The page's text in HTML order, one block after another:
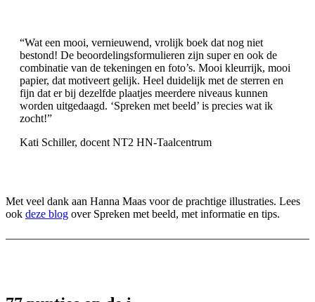
“Wat een mooi, vernieuwend, vrolijk boek dat nog niet
bestond! De beoordelingsformulieren zijn super en ook de
combinatie van de tekeningen en foto’s. Mooi kleurrijk, mooi
papier, dat motiveert gelijk. Heel duidelijk met de sterren en
fijn dat er bij dezelfde plaatjes meerdere niveaus kunnen
worden uitgedaagd. ‘Spreken met beeld’ is precies wat ik
zocht!”
Kati Schiller, docent NT2 HN-Taalcentrum
Met veel dank aan Hanna Maas voor de prachtige illustraties. Lees
ook deze blog over Spreken met beeld, met informatie en tips.